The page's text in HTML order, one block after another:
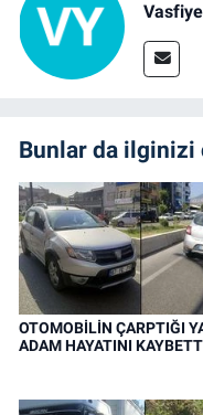
Bunlar da ilginizi
OTOMOBİLİN ÇARPTIĞI
ADAM HAYATINI